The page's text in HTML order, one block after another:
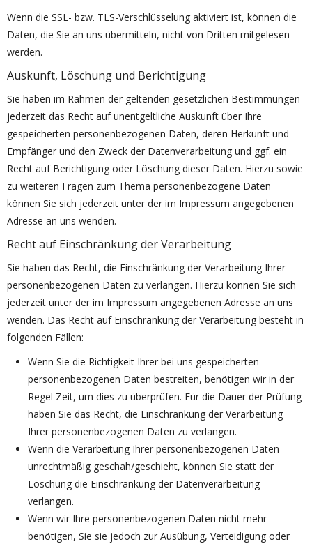
Wenn die SSL- bzw. TLS-Verschlüsselung aktiviert ist, können die
Daten, die Sie an uns übermitteln, nicht von Dritten mitgelesen
werden.
Auskunft, Löschung und Berichtigung
Sie haben im Rahmen der geltenden gesetzlichen Bestimmungen
jederzeit das Recht auf unentgeltliche Auskunft über Ihre
gespeicherten personenbezogenen Daten, deren Herkunft und
Empfänger und den Zweck der Datenverarbeitung und ggf. ein
Recht auf Berichtigung oder Löschung dieser Daten. Hierzu sowie
zu weiteren Fragen zum Thema personenbezogene Daten
können Sie sich jederzeit unter der im Impressum angegebenen
Adresse an uns wenden.
Recht auf Einschränkung der Verarbeitung
Sie haben das Recht, die Einschränkung der Verarbeitung Ihrer
personenbezogenen Daten zu verlangen. Hierzu können Sie sich
jederzeit unter der im Impressum angegebenen Adresse an uns
wenden. Das Recht auf Einschränkung der Verarbeitung besteht in
folgenden Fällen:
Wenn Sie die Richtigkeit Ihrer bei uns gespeicherten
personenbezogenen Daten bestreiten, benötigen wir in der
Regel Zeit, um dies zu überprüfen. Für die Dauer der Prüfung
haben Sie das Recht, die Einschränkung der Verarbeitung
Ihrer personenbezogenen Daten zu verlangen.
Wenn die Verarbeitung Ihrer personenbezogenen Daten
unrechtmäßig geschah/geschieht, können Sie statt der
Löschung die Einschränkung der Datenverarbeitung
verlangen.
Wenn wir Ihre personenbezogenen Daten nicht mehr
benötigen, Sie sie jedoch zur Ausübung, Verteidigung oder